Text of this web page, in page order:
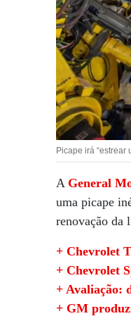
Picape irá “estrear
A General
uma picape
renovação da
+ Chevrolet
+ Chevrolet
+ Avaliação:
+ GM